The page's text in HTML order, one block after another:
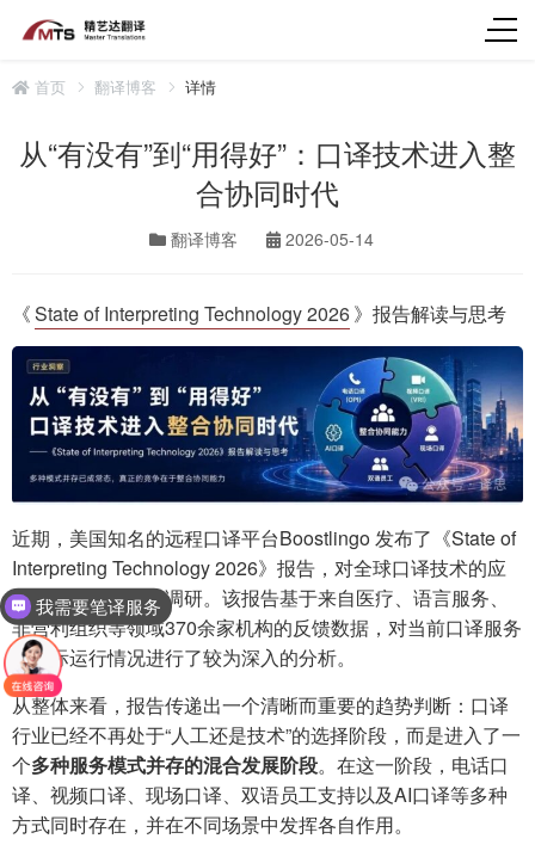
首页 翻译博客 详情
从“有没有”到“用得好”：口译技术进入整
合协同时代
翻译博客 2026-05-14
《State of Interpreting Technology 2026》报告解读与思考
近期，美国知名的远程口译平台Boostlingo 发布了《State of
Interpreting Technology 2026》报告，对全球口译技术的应
用现状进行了系统调研。该报告基于来自医疗、语言服务、
非营利组织等领域370余家机构的反馈数据，对当前口译服务
的实际运行情况进行了较为深入的分析。
从整体来看，报告传递出一个清晰而重要的趋势判断：口译
行业已经不再处于“人工还是技术”的选择阶段，而是进入了一
个多种服务模式并存的混合发展阶段。在这一阶段，电话口
译、视频口译、现场口译、双语员工支持以及AI口译等多种
方式同时存在，并在不同场景中发挥各自作用。
我需要笔译服务